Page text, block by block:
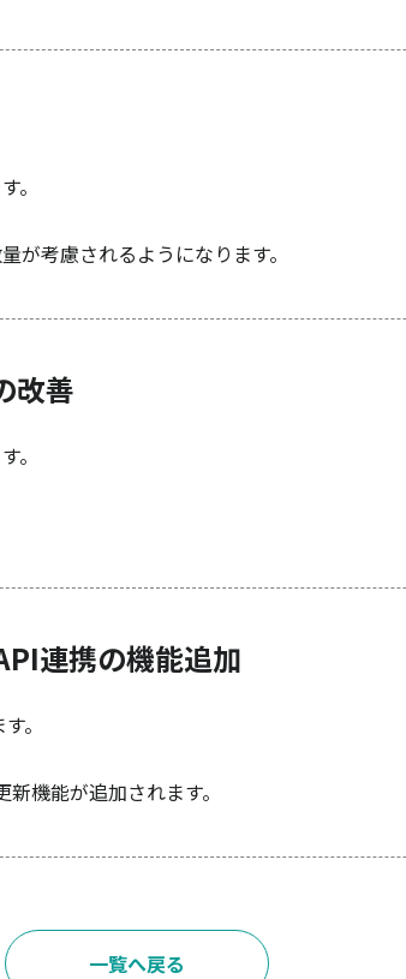
。
が考慮されるようになります。
改善
。
連携の機能追加
。
機能が追加されます。
一覧へ戻る